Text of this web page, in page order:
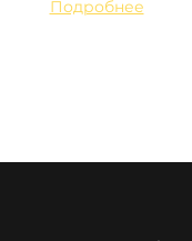
Подробнее